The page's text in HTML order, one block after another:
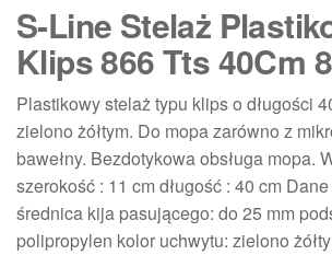
S-Line Stelaż
Klips 866 Tts 40Cm
Plastikowy stelaż typu klips o długości
zielono żółtym. Do mopa zarówno z
bawełny. Bezdotykowa obsługa mopa.
szerokość : 11 cm długość : 40 cm
średnica kija pasującego: do 25 mm
polipropylen kolor uchwytu: zielono żółty